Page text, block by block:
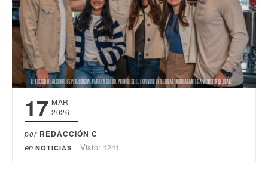
17 MAR
2026
por REDACCIÓN C
en NOTICIAS Visto: 1241